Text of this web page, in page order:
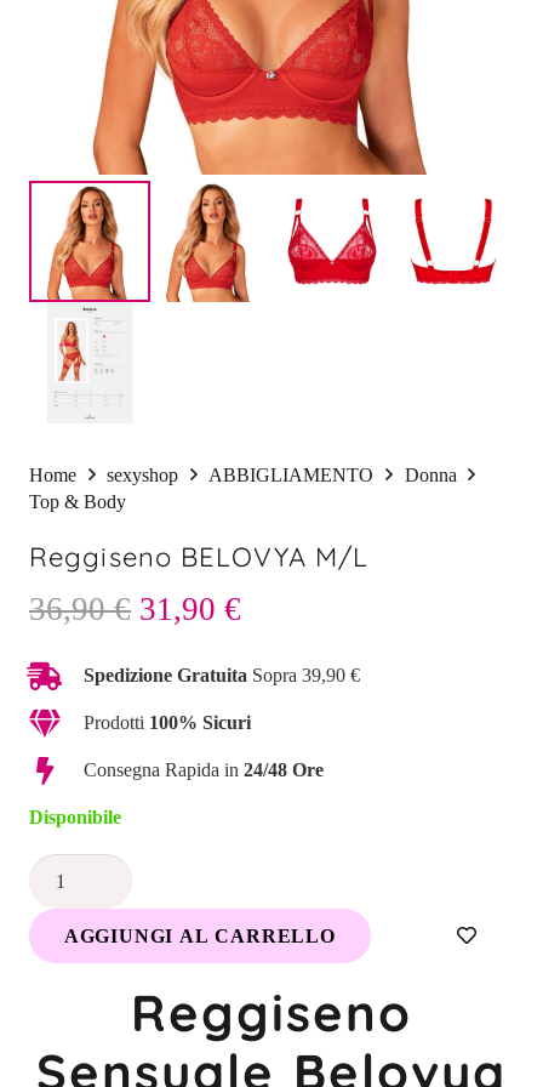
Home sexyshop ABBIGLIAMENTO
Donna
Top & Body
Reggiseno BELOVYA M/L
36,90€ Il
originale
era:
31,90 €
attuale
è:
Spedizione Gratuita Sopra 39,90 €
Prodotti 100% Sicuri
Consegna Rapida in 24/48 Ore
Disponibile
Reggiseno
M/L
AGGIUNGI AL CARRELLO
Reggiseno
Sensuale Belovya